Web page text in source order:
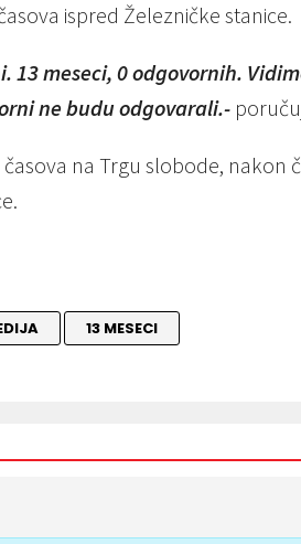
ispred Železničke stanice.
meseci, 0 odgovornih.
ne budu odgovarali.-
na Trgu slobode, nakon
13 MESECI